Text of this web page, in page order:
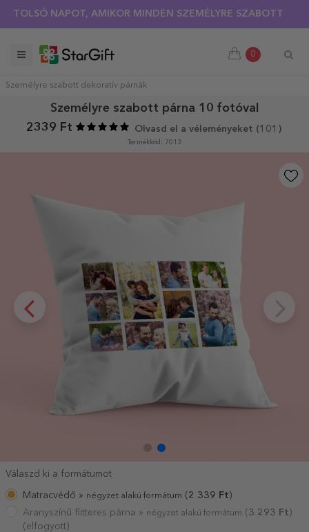
KIÁRUSÍTÁS 🌴 AKÁR 40%-OS KEDVEZMÉNY TÖBB MINT
0
Személyre szabott dekoratív párnák
Személyre szabott párna 10 fotóval
2339 Ft
Olvasd el a véleményeket (101 )
Termékkód: 7013
Válaszd ki a formátumot
Matracvédő » négyzet alakú formátum ( 2 339 Ft )
Aranyszínű flitteres párna » négyzet alakú formátum ( 3 293 Ft )
(elfogyott)